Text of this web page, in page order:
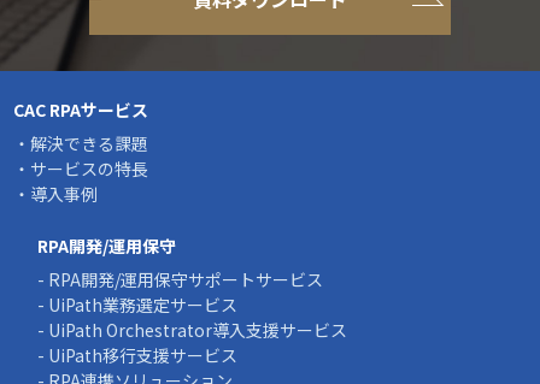
CAC RPAサービス
・解決できる課題
・サービスの特長
・導入事例
RPA開発/運用保守
- RPA開発/運用保守サポートサービス
- UiPath業務選定サービス
- UiPath Orchestrator導入支援サービス
- UiPath移行支援サービス